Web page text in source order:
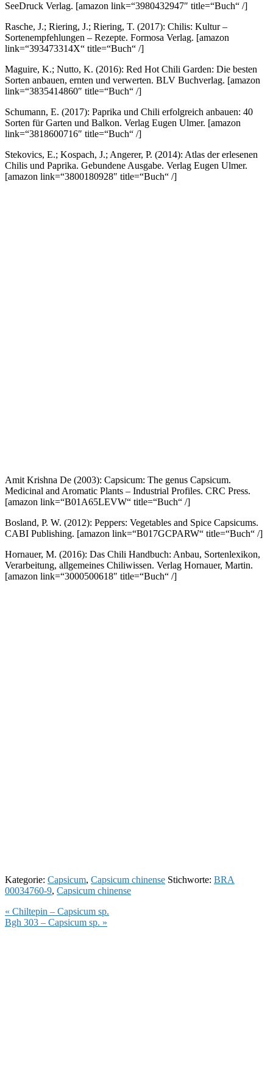
SeeDruck Verlag. [amazon link=“3980432947″ title=“Buch“ /]
Rasche, J.; Riering, J.; Riering, T. (2017): Chilis: Kultur –
Sortenempfehlungen – Rezepte. Formosa Verlag. [amazon
link=“393473314X“ title=“Buch“ /]
Maguire, K.; Nutto, K. (2016): Red Hot Chili Garden: Die besten
Sorten anbauen, ernten und verwerten. BLV Buchverlag. [amazon
link=“3835414860″ title=“Buch“ /]
Schumann, E. (2017): Paprika und Chili erfolgreich anbauen: 40
Sorten für Garten und Balkon. Verlag Eugen Ulmer. [amazon
link=“3818600716″ title=“Buch“ /]
Stekovics, E.; Kospach, J.; Angerer, P. (2014): Atlas der erlesenen
Chilis und Paprika. Gebundene Ausgabe. Verlag Eugen Ulmer.
[amazon link=“3800180928″ title=“Buch“ /]
Amit Krishna De (2003): Capsicum: The genus Capsicum.
Medicinal and Aromatic Plants – Industrial Profiles. CRC Press.
[amazon link=“B01A65LEVW“ title=“Buch“ /]
Bosland, P. W. (2012): Peppers: Vegetables and Spice Capsicums.
CABI Publishing. [amazon link=“B017GCPARW“ title=“Buch“ /]
Hornauer, M. (2016): Das Chili Handbuch: Anbau, Sortenlexikon,
Verarbeitung, allgemeines Chiliwissen. Verlag Hornauer, Martin.
[amazon link=“3000500618″ title=“Buch“ /]
Kategorie: Capsicum, Capsicum chinense Stichworte: BRA
00034760-9, Capsicum chinense
Vorheriger
Beitrag:
« Chiltepin – Capsicum sp.
Nächster
Bgh 303 – Capsicum sp. »